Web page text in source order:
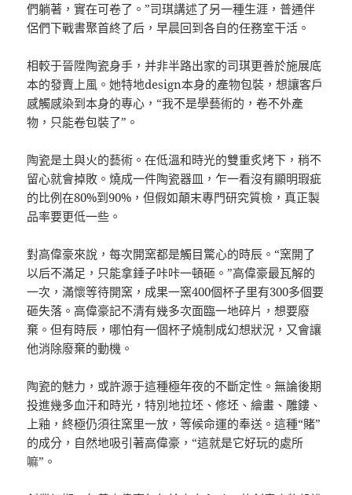
們躺著，實在可卷了。”司琪講述了另一種生涯，普通伴
侶們下戰書聚首終了后，早晨回到各自的任務室干活。
相較于晉陞陶瓷身手，并非半路出家的司琪更善於施展底
本的發賣上風。她特地design本身的產物包裝，想讓客戶
感觸感染到本身的專心，“我不是學藝術的，卷不外產
物，只能卷包裝了”。
陶瓷是土與火的藝術。在低溫和時光的雙重炙烤下，稍不
留心就會掉敗。燒成一件陶瓷器皿，乍一看沒有顯明瑕疵
的比例在80%到90%，但假如顛末專門研究質檢，真正製
品率要更低一些。
對高偉豪來說，每次開窯都是觸目驚心的時辰。“窯開了
以后不滿足，只能拿錘子咔咔一頓砸。”高偉豪最瓦解的
一次，滿懷等待開窯，成果一窯400個杯子里有300多個要
砸失落。高偉豪記不清有幾多次面臨一地碎片，想要廢
棄。但有時辰，哪怕有一個杯子燒制成幻想狀況，又會讓
他消除廢棄的動機。
陶瓷的魅力，或許源于這種極年夜的不斷定性。無論後期
投進幾多血汗和時光，特別地拉坯、修坯、繪畫、雕鏤、
上釉，終極仍須往窯里一放，等候命運的奉送。這種“賭”
的成分，自然地吸引著高偉豪，“這就是它好玩的處所
嘛”。